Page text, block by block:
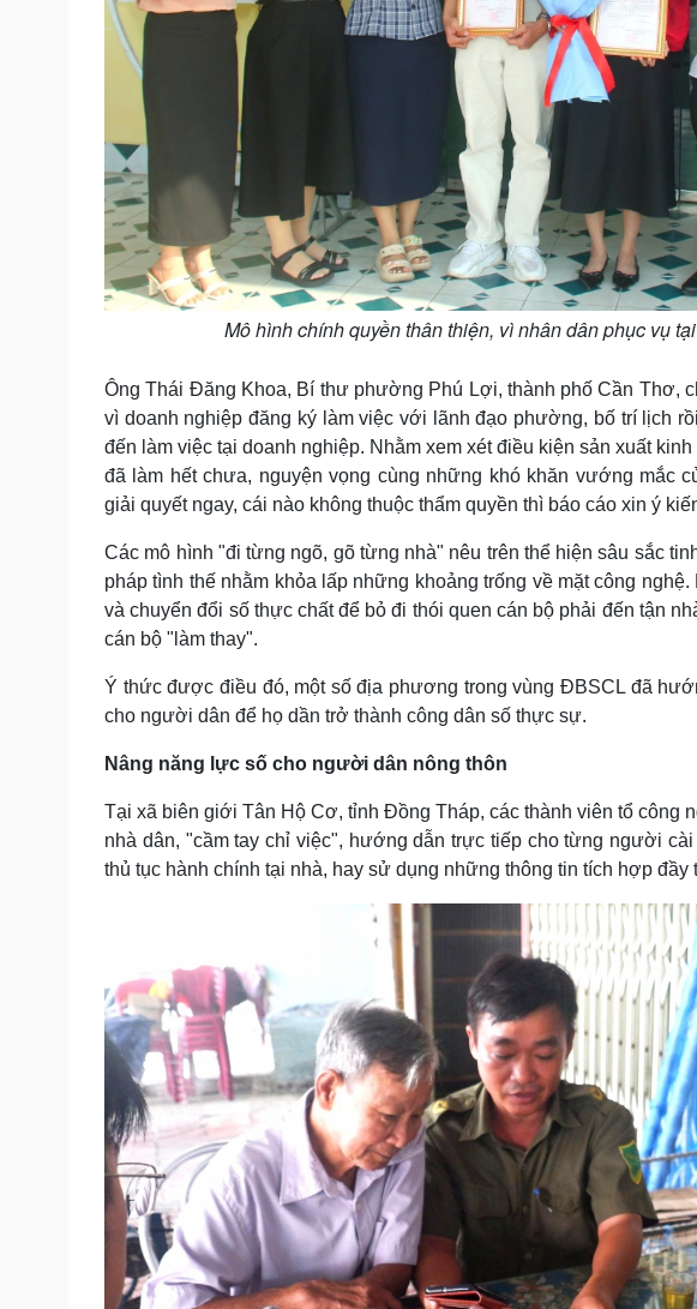
Mô hình chính quyền thân thiện, vì nhân dân phục vụ
Ông Thái Đăng Khoa, Bí thư phường Phú Lợi, thành phố Cần Thơ,
vì doanh nghiệp đăng ký làm việc với lãnh đạo phường, bố trí lịch
đến làm việc tại doanh nghiệp. Nhằm xem xét điều kiện sản xuất
đã làm hết chưa, nguyện vọng cùng những khó khăn vướng mắc
giải quyết ngay, cái nào không thuộc thẩm quyền thì báo cáo xin ý
Các mô hình "đi từng ngõ, gõ từng nhà" nêu trên thể hiện sâu sắc
pháp tình thế nhằm khỏa lấp những khoảng trống về mặt công
và chuyển đổi số thực chất để bỏ đi thói quen cán bộ phải đến tận
cán bộ "làm thay".
Ý thức được điều đó, một số địa phương trong vùng ĐBSCL đã
cho người dân để họ dần trở thành công dân số thực sự.
Nâng năng lực số cho người dân nông thôn
Tại xã biên giới Tân Hộ Cơ, tỉnh Đồng Tháp, các thành viên tổ công
nhà dân, "cầm tay chỉ việc", hướng dẫn trực tiếp cho từng người
thủ tục hành chính tại nhà, hay sử dụng những thông tin tích hợp đầy